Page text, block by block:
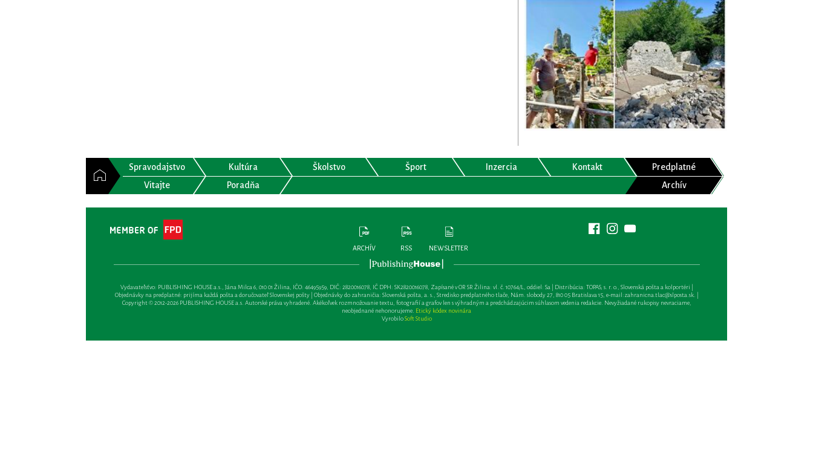
Spravodajstvo Kultúra Školstvo Šport Inzercia Kontakt
Predplatné
Vitajte
Poradňa Archív
ARCHÍV RSS NEWSLETTER
Vydavateľsťvo: PUBLISHING HOUSE a.s., Jána Milca 6, 010 01 Žilina, IČO: 46495959, DIČ: 2820016078, IČ DPH: SK2820016078, Zapísané v OR SR Žilina: vl. č. 10764/L, oddiel: Sa | Distribúcia: TOPAS, s. r. o., Slovenská pošta a kolportéri |
Objednávky na predplatné: prijíma každá pošta a doručovateľ Slovenskej pošty | Objednávky do zahraničia: Slovenská pošta, a. s., Stredisko predplatného tlače, Nám. slobody 27, 810 05 Bratislava 15, e-mail:zahranicna.tlac@slposta.sk. |
Copyright © 2012-2026 PUBLISHING HOUSE a.s. Autorské práva vyhradené. Akékoľvek rozmnožovanie textu, fotografií a grafov len s výhradným a predchádzajúcim súhlasom vedenia redakcie. Nevyžiadané rukopisy nevraciame,
neobjednané nehonorujeme. Etický kódex novinára
VyrobiloSoft Studio